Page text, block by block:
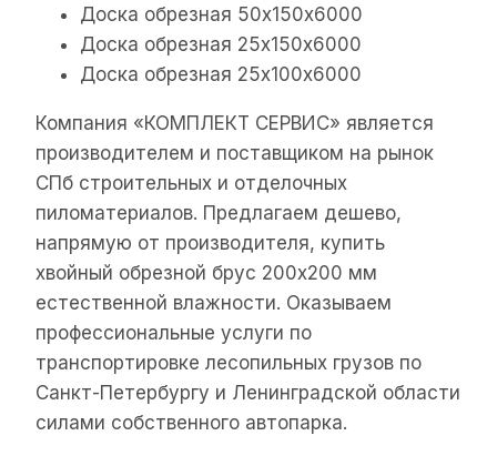
Доска обрезная 50х150х6000
Доска обрезная 25х150х6000
Доска обрезная 25х100х6000
Компания «КОМПЛЕКТ СЕРВИС» является
производителем и поставщиком на рынок
СПб строительных и отделочных
пиломатериалов. Предлагаем дешево,
напрямую от производителя, купить
хвойный обрезной брус 200х200 мм
естественной влажности. Оказываем
профессиональные услуги по
транспортировке лесопильных грузов по
Санкт-Петербургу и Ленинградской области
силами собственного автопарка.